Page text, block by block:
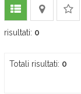
risultati: 0
Totali risultati: 0